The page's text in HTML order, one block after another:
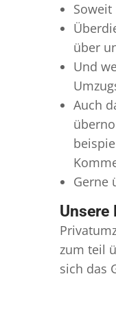
über
Und
Auch
Gerne
Unsere
zum teil
sich das